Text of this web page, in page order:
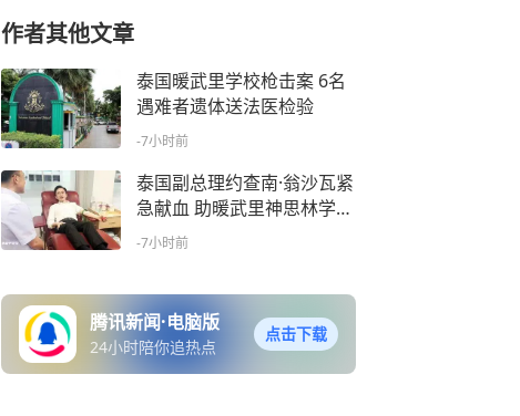
作者其他文章
泰国暖武里学校枪击案 6名
遇难者遗体送法医检验
-7小时前
泰国副总理约查南·翁沙瓦紧
急献血 助暖武里神思林学校
惨案伤者
-7小时前
腾讯新闻·电脑版
24小时陪你追热点
点击下载